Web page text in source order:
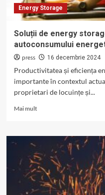
Energy Storage
Soluții de energy
autoconsumului
press 16 decembrie 2024
Productivitatea și eficiența
importante în contextul
proprietari de locuințe și...
Mai multRead
Soluții
energy
storage
pentru
maximizarea
autoconsumului